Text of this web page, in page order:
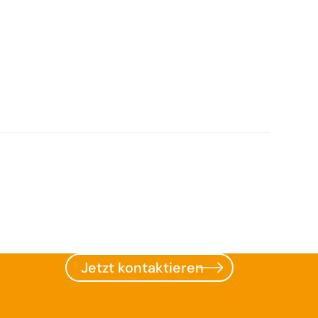
Jetzt kontaktieren